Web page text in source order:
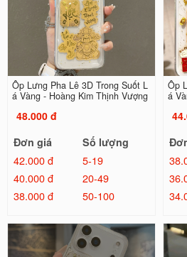
Ốp Lưng Pha Lê 3D Trong Suốt L
á Vàng - Hoàng Kim Thịnh Vượng
48.000 đ
Đơn giá
Số lượng
42.000 đ
5-19
40.000 đ
20-49
38.000 đ
50-100
Ốp